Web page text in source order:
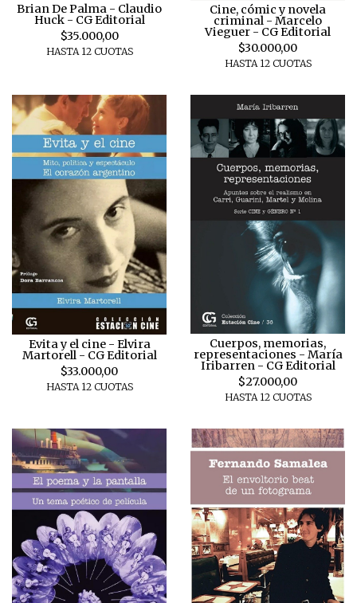
Brian De Palma - Claudio
Huck - CG Editorial
$35.000,00
HASTA 12 CUOTAS
Cine, cómic y novela
criminal - Marcelo
Vieguer - CG Editorial
$30.000,00
HASTA 12 CUOTAS
Evita y el cine - Elvira
Martorell - CG Editorial
$33.000,00
HASTA 12 CUOTAS
Cuerpos, memorias,
representaciones - María
Iribarren - CG Editorial
$27.000,00
HASTA 12 CUOTAS